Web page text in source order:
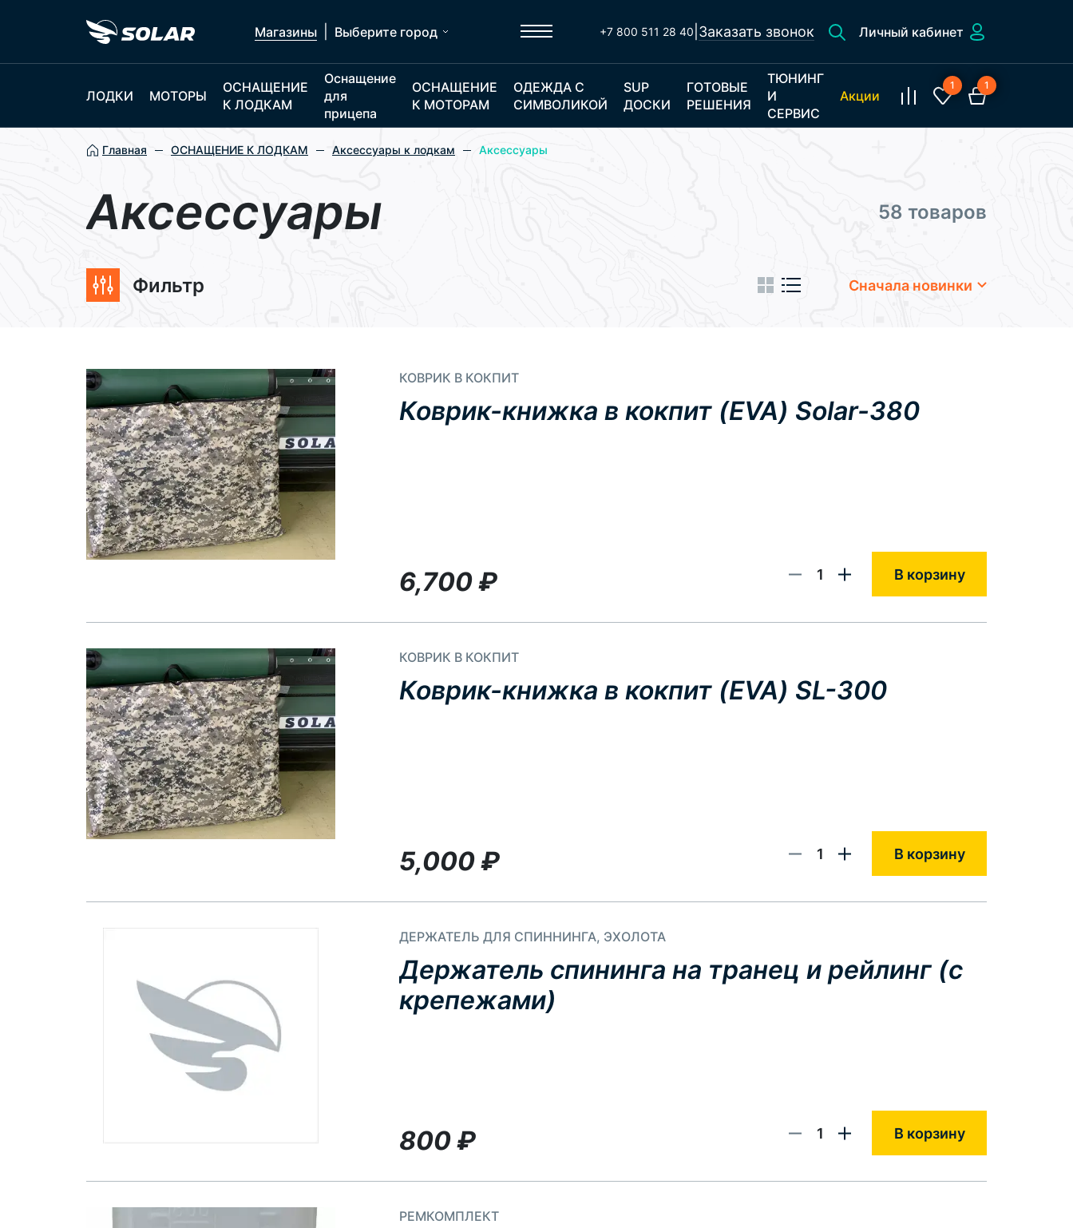
Магазины Выберите город +7 800 511 28 40 Заказать звонок Личный кабинет
ЛОДКИ МОТОРЫ
ОСНАЩЕНИЕ
К ЛОДКАМ
Оснащение
для
прицепа
ОСНАЩЕНИЕ
К МОТОРАМ
ОДЕЖДА С
СИМВОЛИКОЙ
SUP
ДОСКИ
ГОТОВЫЕ
РЕШЕНИЯ
ТЮНИНГ
И
СЕРВИС
Акции
1 1
Главная ОСНАЩЕНИЕ К ЛОДКАМ Аксессуары к лодкам Аксессуары
Аксессуары 58 товаров
Фильтр Сначала новинки
КОВРИК В КОКПИТ
Коврик-книжка в кокпит (EVA) Solar-380
6,700₽ 1 В корзину
КОВРИК В КОКПИТ
Коврик-книжка в кокпит (EVA) SL-300
5,000₽ 1 В корзину
ДЕРЖАТЕЛЬ ДЛЯ СПИННИНГА, ЭХОЛОТА
Держатель спининга на транец и рейлинг (с
крепежами)
800₽ 1 В корзину
РЕМКОМПЛЕКТ